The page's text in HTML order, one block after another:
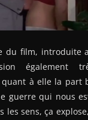
du film, introduite
également
à elle la part
guerre qui nous
les sens, ça